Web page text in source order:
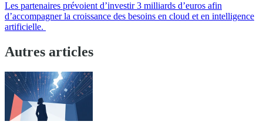
Les partenaires prévoient d’investir 3 milliards d’euros afin
d’accompagner la croissance des besoins en cloud et en intelligence
artificielle.
Autres articles